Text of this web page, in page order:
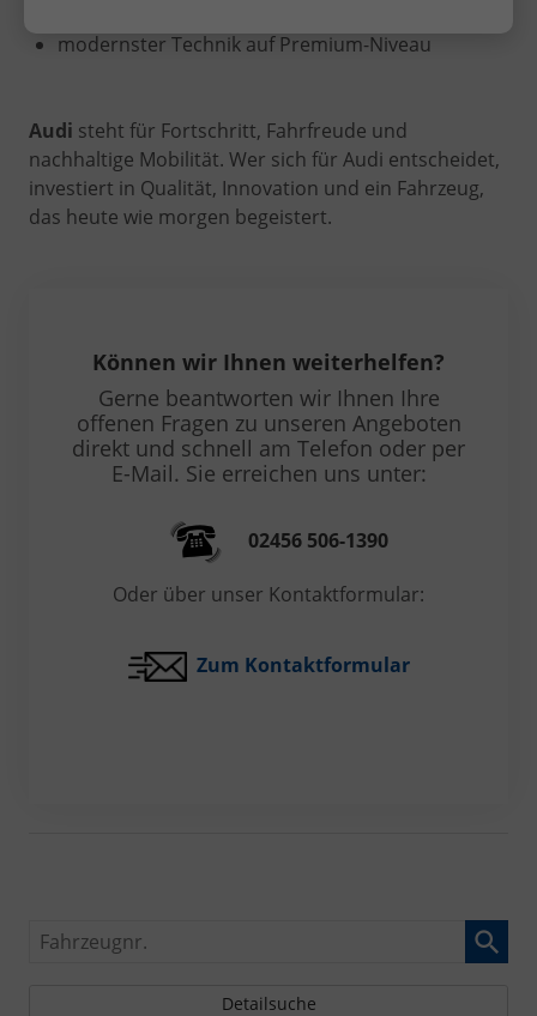
modernster Technik auf Premium-Niveau
Audi steht für Fortschritt, Fahrfreude und
nachhaltige Mobilität. Wer sich für Audi entscheidet,
investiert in Qualität, Innovation und ein Fahrzeug,
das heute wie morgen begeistert.
Können wir Ihnen weiterhelfen?
Gerne beantworten wir Ihnen Ihre
offenen Fragen zu unseren Angeboten
direkt und schnell am Telefon oder per
E-Mail. Sie erreichen uns unter:
02456 506-1390
Oder über unser Kontaktformular:
Zum Kontaktformular
Fahrzeugnr.
Detailsuche